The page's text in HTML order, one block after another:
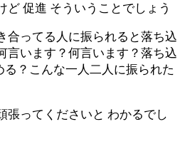
ど 促進 そういうことでしょう
合ってる人に振られると落ち込
言います？何言います？落ち込
？こんな一人二人に振られた
張ってくださいと わかるでし